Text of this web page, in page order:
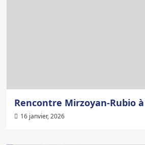
Rencontre Mirzoyan-Rubio
16 janvier, 2026